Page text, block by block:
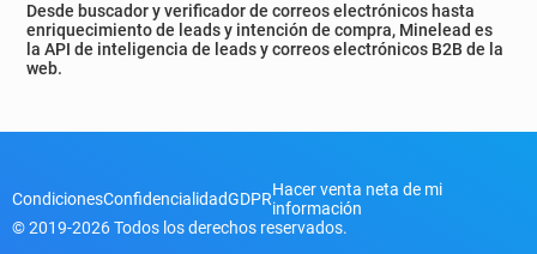
Desde buscador y verificador de correos electrónicos hasta
enriquecimiento de leads y intención de compra, Minelead es
la API de inteligencia de leads y correos electrónicos B2B de la
web.
CondicionesConfidencialidadGDPRHacer venta neta de mi
información
© 2019-2026 Todos los derechos reservados.